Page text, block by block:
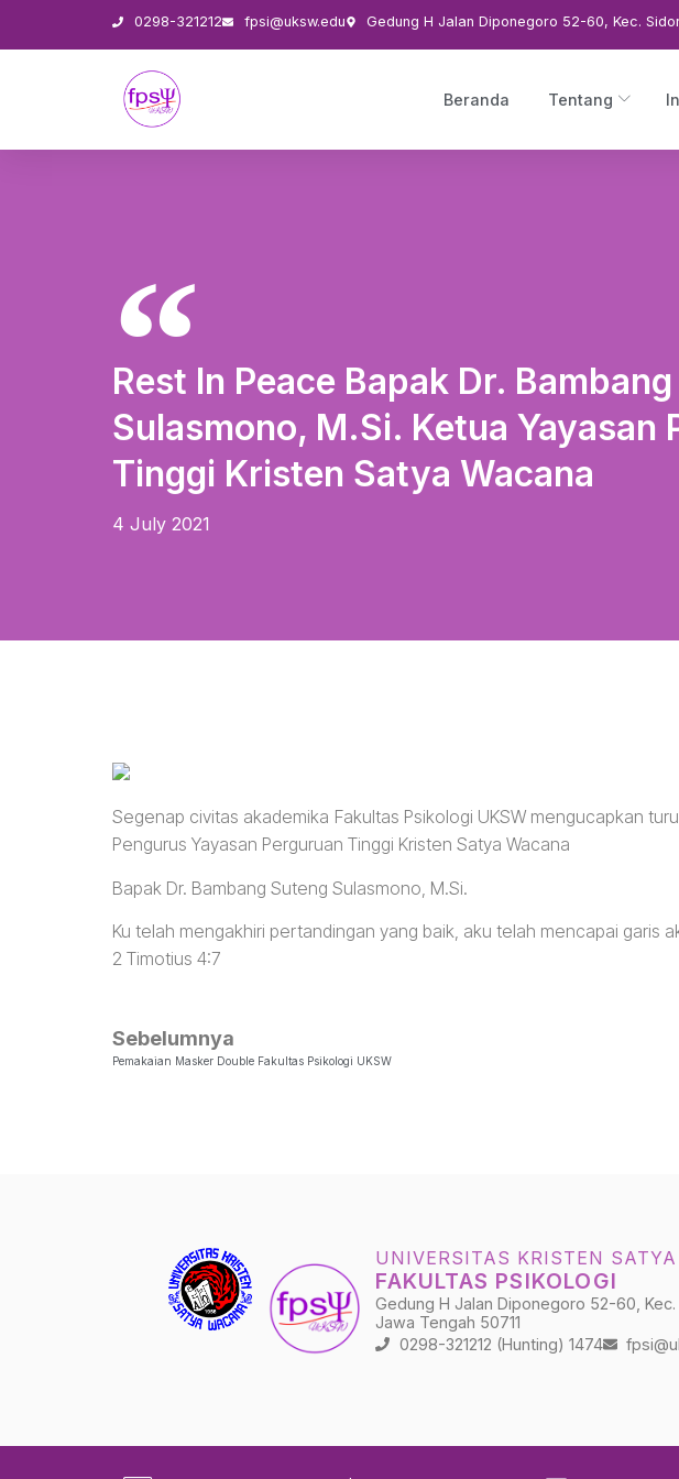
0298-321212 fpsi@uksw.edu Gedung H Jalan Diponegoro 52-60, Kec.
Beranda Tentang
Rest In Peace Bapak Dr.
Sulasmono, M.Si. Ketua Yayasan
Tinggi Kristen Satya Wacana
4 July 2021
Segenap civitas akademika Fakultas Psikologi UKSW mengucapkan
Pengurus Yayasan Perguruan Tinggi Kristen Satya Wacana
Bapak Dr. Bambang Suteng Sulasmono, M.Si.
Ku telah mengakhiri pertandingan yang baik, aku telah mencapai garis
2 Timotius 4:7
Sebelumnya
Pemakaian Masker Double Fakultas Psikologi UKSW
UNIVERSITAS KRISTEN
FAKULTAS PSIKOLOGI
Gedung H Jalan Diponegoro 52-60,
Jawa Tengah 50711
0298-321212 (Hunting) 1474